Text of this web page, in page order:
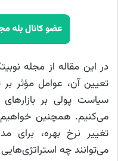
در این مقاله از مجله
تعیین آن، عوامل مؤثر
سیاست پولی بر
می‌کنیم. همچنین خواهیم
تغییر نرخ بهره، برای
می‌توانند چه استراتژی‌هایی